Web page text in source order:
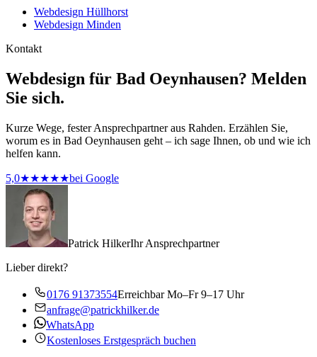
Webdesign Hüllhorst
Webdesign Minden
Kontakt
Webdesign für Bad Oeynhausen? Melden
Sie sich.
Kurze Wege, fester Ansprechpartner aus Rahden. Erzählen Sie,
worum es in Bad Oeynhausen geht – ich sage Ihnen, ob und wie ich
helfen kann.
5,0★★★★★bei Google
Patrick HilkerIhr Ansprechpartner
Lieber direkt?
0176 91373554Erreichbar Mo–Fr 9–17 Uhr
anfrage@patrickhilker.de
WhatsApp
Kostenloses Erstgespräch buchen